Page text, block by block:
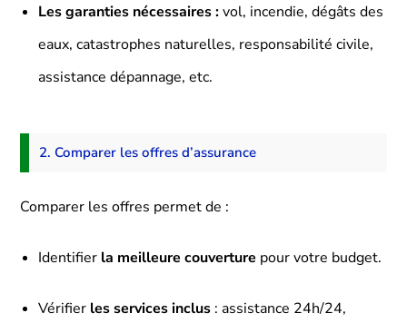
Les garanties nécessaires :vol, incendie, dégâts des
eaux, catastrophes naturelles, responsabilité civile,
assistance dépannage, etc.
2. Comparer les offres d’assurance
Comparer les offres permet de :
Identifier la meilleure couverture pour votre budget.
Vérifier les services inclus : assistance 24h/24,